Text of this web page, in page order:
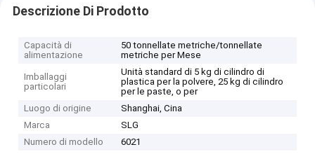
Descrizione Di Prodotto
Capacità di
alimentazione
50 tonnellate metriche/tonnellate
metriche per Mese
Imballaggi
particolari
Unità standard di 5 kg di cilindro di
plastica per la polvere, 25 kg di cilindro
per le paste, o per
Luogo di origine
Shanghai, Cina
Marca
SLG
Numero di modello
6021